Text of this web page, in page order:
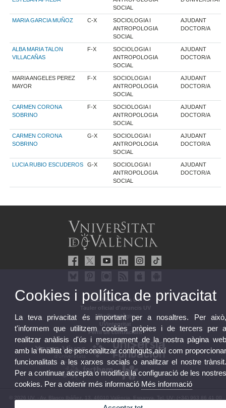
SOCIAL
MARIA GARCIA MUÑOZ C-X
SOCIOLOGIA I
ANTROPOLOGIA
SOCIAL
AJUDANT
DOCTOR/A
ALBA MARIA TALON
VILLACAÑAS
F-X
SOCIOLOGIA I
ANTROPOLOGIA
SOCIAL
AJUDANT
DOCTOR/A
MARIA ANGELES PEREZ
MAYOR
F-X
SOCIOLOGIA I
ANTROPOLOGIA
SOCIAL
AJUDANT
DOCTOR/A
CARMEN CORONA
SOBRINO
F-X
SOCIOLOGIA I
ANTROPOLOGIA
SOCIAL
AJUDANT
DOCTOR/A
CARMEN CORONA
SOBRINO
G-X
SOCIOLOGIA I
ANTROPOLOGIA
SOCIAL
AJUDANT
DOCTOR/A
LUCIA RUBIO ESCUDEROS G-X
SOCIOLOGIA I
ANTROPOLOGIA
SOCIAL
AJUDANT
DOCTOR/A
Seu Electrònica UV
Tauler oficial d'anuncis UV
Pla Estratègic
UVintegritat
Perfil de contractant
© 2026 UV. - Av. Blasco Ibáñez, 13. 46010 València. Espanya. Tel. UV: (+34) 963 86 41 00
Cookies i política de privacitat
La teva privacitat és important per a nosaltres. Per
t'informem que utilitzem cookies pròpies i de tercers per
realitzar anàlisis d'ús i mesurament de la nostra pàgina
amb la finalitat de personalitzar continguts,així com
funcionalitats a les xarxes socials o analitzar el nostre
Per a continuar accepta o modifica la configuració de les
cookies. Per a obtenir més informació Més informació